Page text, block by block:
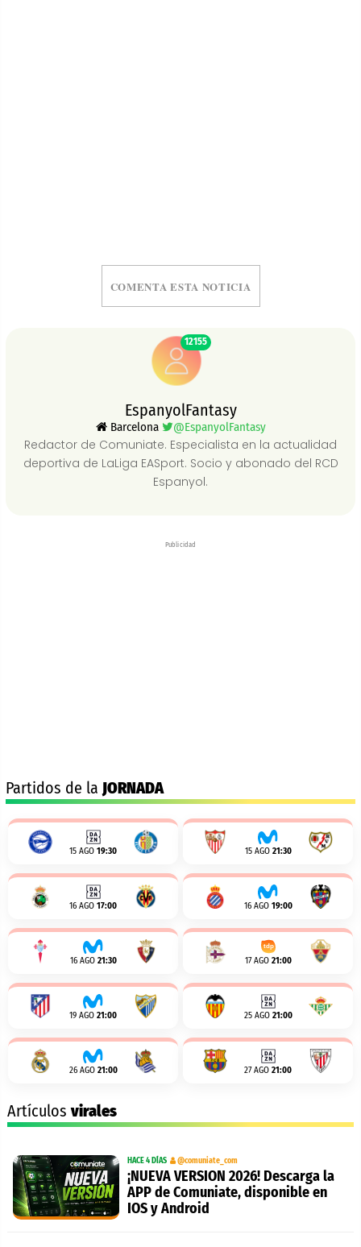
COMENTA ESTA NOTICIA
12155
EspanyolFantasy
Barcelona @EspanyolFantasy
Redactor de Comuniate. Especialista en la actualidad
deportiva de LaLiga EASport. Socio y abonado del RCD
Espanyol.
Publicidad
Partidos de la JORNADA
15 AGO 19:30 15 AGO 21:30
16 AGO 17:00 16 AGO 19:00
16 AGO 21:30 17 AGO 21:00
19 AGO 21:00 25 AGO 21:00
26 AGO 21:00 27 AGO 21:00
Artículosvirales
HACE 4 DÍAS @comuniate_com
¡NUEVA VERSION 2026! Descarga la
APP de Comuniate, disponible en
IOS y Android